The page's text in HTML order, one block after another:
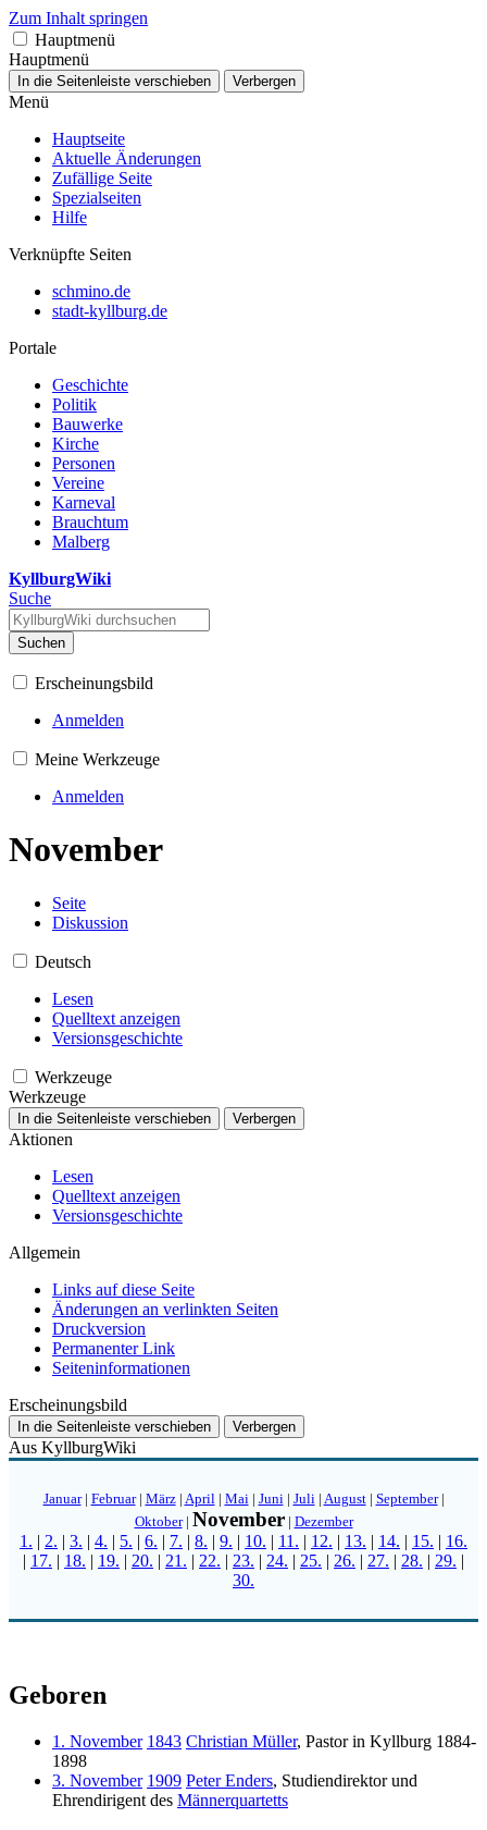
Zum Inhalt springen
Hauptmenü
Hauptmenü
In die Seitenleiste verschieben Verbergen
Menü
Hauptseite
Aktuelle Änderungen
Zufällige Seite
Spezialseiten
Hilfe
Verknüpfte Seiten
schmino.de
stadt-kyllburg.de
Portale
Geschichte
Politik
Bauwerke
Kirche
Personen
Vereine
Karneval
Brauchtum
Malberg
KyllburgWiki
Suche
Suchen
Erscheinungsbild
Anmelden
Meine Werkzeuge
Anmelden
November
Seite
Diskussion
Deutsch
Lesen
Quelltext anzeigen
Versionsgeschichte
Werkzeuge
Werkzeuge
In die Seitenleiste verschieben Verbergen
Aktionen
Lesen
Quelltext anzeigen
Versionsgeschichte
Allgemein
Links auf diese Seite
Änderungen an verlinkten Seiten
Druckversion
Permanenter Link
Seiten­­informationen
Erscheinungsbild
In die Seitenleiste verschieben Verbergen
Aus KyllburgWiki
Januar| Februar| März| April| Mai| Juni| Juli| August| September|
Oktober| November| Dezember
1. 2. 3. 4. 5. 6. 7. 8. 9. 10. 11. 12. 13. 14. 15.
16.
17. 18. 19. 20. 21. 22. 23. 24. 25. 26. 27. 28. 29.
30.
Geboren
1. November 1843 Christian Müller, Pastor in Kyllburg 1884-
1898
3. November 1909 Peter Enders, Studiendirektor und
Ehrendirigent des Männerquartetts